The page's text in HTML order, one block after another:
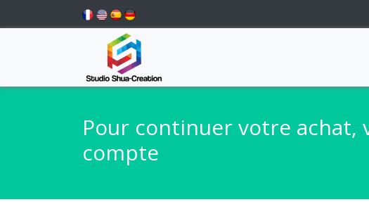
Pour continuer votre achat,
compte